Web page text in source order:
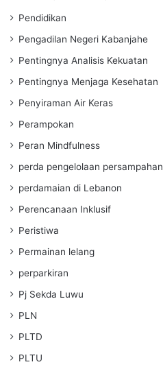
Pendidikan
Pengadilan Negeri Kabanjahe
Pentingnya Analisis Kekuatan
Pentingnya Menjaga Kesehatan
Penyiraman Air Keras
Perampokan
Peran Mindfulness
perda pengelolaan persampahan
perdamaian di Lebanon
Perencanaan Inklusif
Peristiwa
Permainan lelang
perparkiran
Pj Sekda Luwu
PLN
PLTD
PLTU